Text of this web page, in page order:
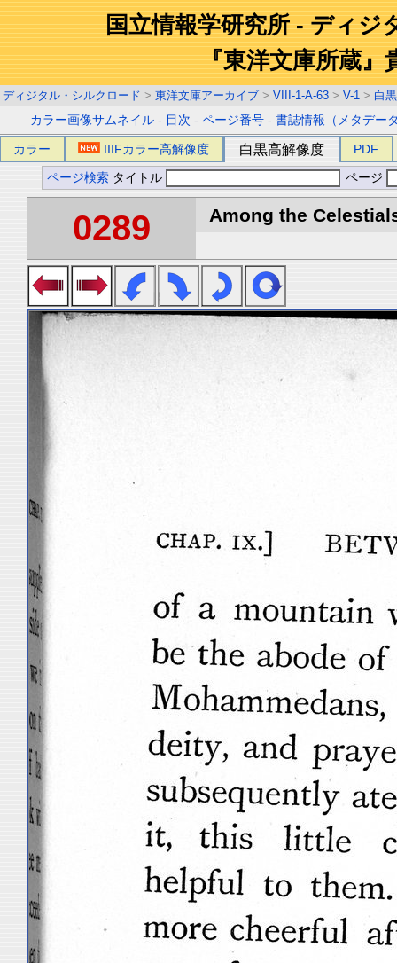
国立情報学研究所 - ディジ
『東洋文庫所蔵』
ディジタル・シルクロード > 東洋文庫アーカイブ > VIII-1-A-63 > V-1 > 白
カラー画像サムネイル - 目次 -ページ番号 -書誌情報（メタデー
カラー IIIFカラー高解像度 白黒高解像度 PDF
ページ検索 タイトル ページ
0289 Among the